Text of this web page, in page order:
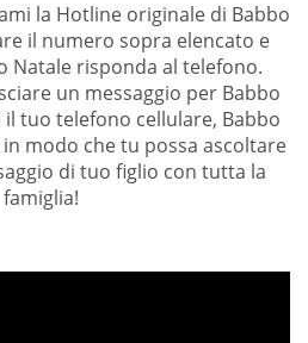
la Hotline originale di Babbo
il numero sopra elencato e
Natale risponda al telefono.
un messaggio per Babbo
tuo telefono cellulare, Babbo
modo che tu possa ascoltare
di tuo figlio con tutta la
famiglia!